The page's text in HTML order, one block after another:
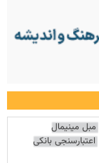
مبل مینیمال
اعتبارسنجی بانکی